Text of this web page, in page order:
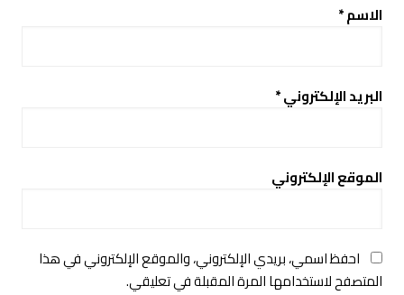
الاسم*
البريد الإلكتروني*
الموقع الإلكتروني
احفظ اسمي، بريدي الإلكتروني، والموقع الإلكتروني في هذا
المتصفح لاستخدامها المرة المقبلة في تعليقي.